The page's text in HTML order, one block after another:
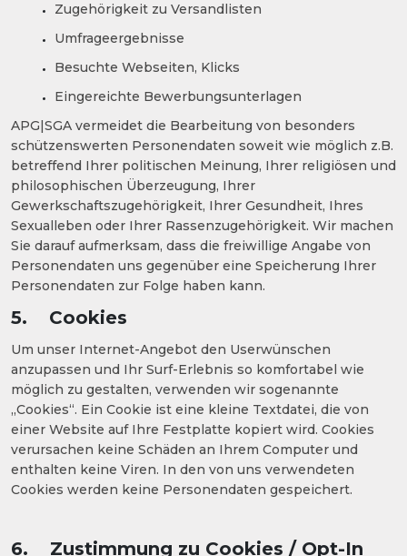
Zugehörigkeit zu Versandlisten
Umfrageergebnisse
Besuchte Webseiten, Klicks
Eingereichte Bewerbungsunterlagen
APG|SGA vermeidet die Bearbeitung von besonders
schützenswerten Personendaten soweit wie möglich z.B.
betreffend Ihrer politischen Meinung, Ihrer religiösen und
philosophischen Überzeugung, Ihrer
Gewerkschaftszugehörigkeit, Ihrer Gesundheit, Ihres
Sexualleben oder Ihrer Rassenzugehörigkeit. Wir machen
Sie darauf aufmerksam, dass die freiwillige Angabe von
Personendaten uns gegenüber eine Speicherung Ihrer
Personendaten zur Folge haben kann.
5. Cookies
Um unser Internet-Angebot den Userwünschen
anzupassen und Ihr Surf-Erlebnis so komfortabel wie
möglich zu gestalten, verwenden wir sogenannte
„Cookies“. Ein Cookie ist eine kleine Textdatei, die von
einer Website auf Ihre Festplatte kopiert wird. Cookies
verursachen keine Schäden an Ihrem Computer und
enthalten keine Viren. In den von uns verwendeten
Cookies werden keine Personendaten gespeichert.
6. Zustimmung zu Cookies / Opt-In